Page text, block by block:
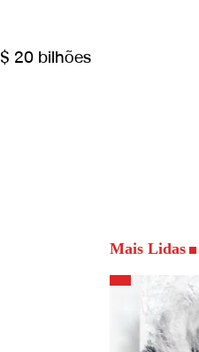
20 bilhões
Mais Lidas